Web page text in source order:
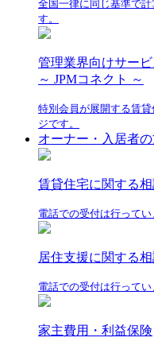
全国一律に同じ基準で
す。
管理業界向けサー
～ JPMコネクト ～
特別会員が展開する賃
ジです。
オーナー・入居者
賃貸住宅に関する相
電話での受付は行って
居住支援に関する
電話での受付は行って
家主費用・利益保険